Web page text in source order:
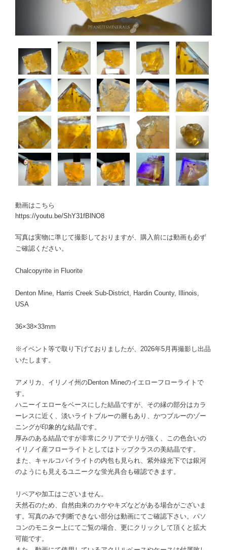
動画はこちら
https://youtu.be/ShY31fBlNO8
写真は実物に準じて撮影しておりますが、購入前には動画も必ず
ご確認ください。
Chalcopyrite in Fluorite
Denton Mine, Harris Creek Sub-District, Hardin County, Illinois,
USA
36×38×33mm
※イベント等で取り下げておりましたが、2026年5月再撮影し出品
いたします。
アメリカ、イリノイ州のDenton Mineのイエローフローライトで
す。
ハニーイエローをベースにした結晶ですが、その縁の部分はカラ
ーレスに近く、淡いライトブルーの層もあり、かつブルーのゾー
ニングが印象的な結晶です。
厚みのある結晶ですが非常にクリアでテリが強く、この色合いの
イリノイ産フローライトとしてはトップクラスの美結晶です。
また、キャルコパイライトの内包も見られ、紫外線光下では銀河
のようにも見えるユニークな蛍光具合も確認できます。
リペアや加工はございません。
天然石のため、自然由来のカケやキズなどがある場合がございま
す。写真のみで判断できない部分は動画にてご確認下さい。パソ
コンのモニター上にてご覧の場合、更にクリックして頂くと拡大
可能です。